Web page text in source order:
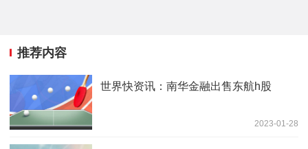
推荐内容
世界快资讯：南华金融出售东航h股
2023-01-28